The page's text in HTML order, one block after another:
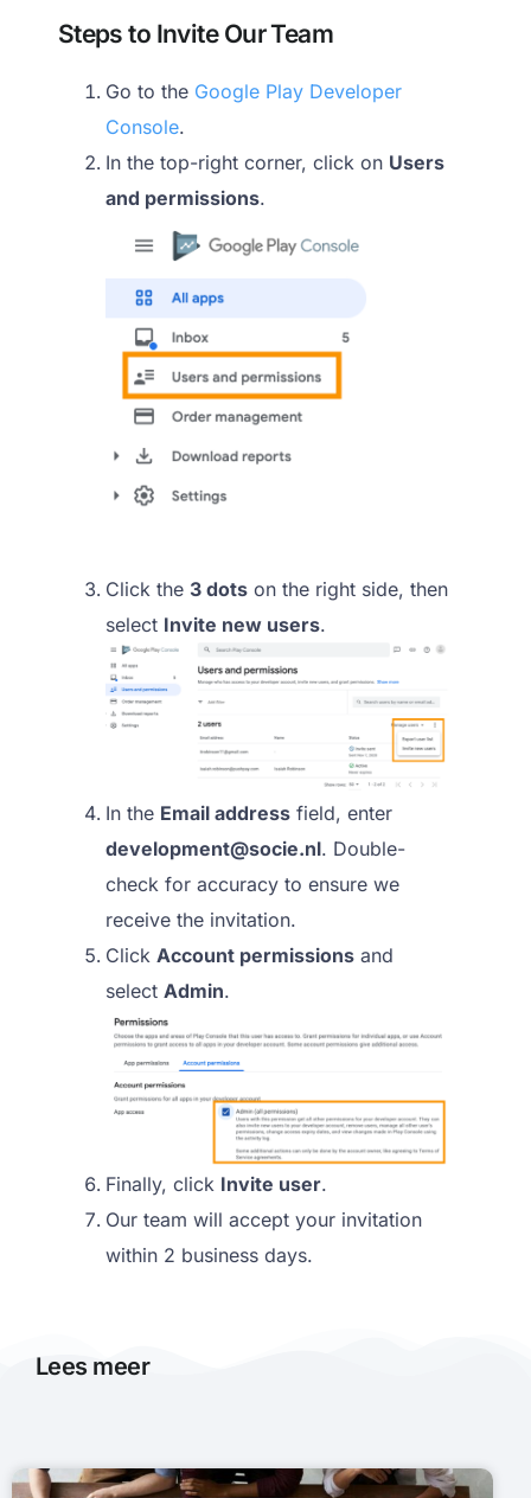
Steps to Invite Our Team
Go to the Google Play Developer
Console.
In the top-right corner, click on Users
and permissions.
Click the 3 dotson the right side, then
select Invite new users.
In the Email addressfield, enter
development@socie.nl. Double-
check for accuracy to ensure we
receive the invitation.
Click Account permissionsand
select Admin.
Finally, click Invite user.
Our team will accept your invitation
within 2 business days.
Lees meer